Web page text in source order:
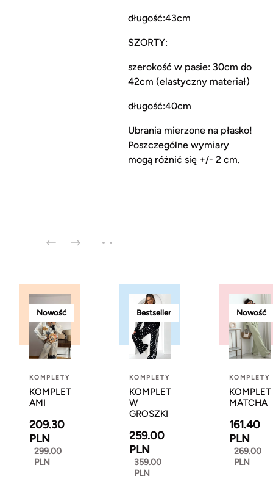
długość:43cm
SZORTY:
szerokość w pasie: 30cm do
42cm (elastyczny materiał)
długość:40cm
Ubrania mierzone na płasko!
Poszczególne wymiary
mogą różnić się +/- 2 cm.
Nowość
KOMPLETY
KOMPLET
AMI
209.30
PLN
299.00
PLN
Bestseller
KOMPLETY
KOMPLET
W
GROSZKI
259.00
PLN
359.00
PLN
Nowość
KOMPLETY
KOMPLET
MATCHA
161.40
PLN
269.00
PLN